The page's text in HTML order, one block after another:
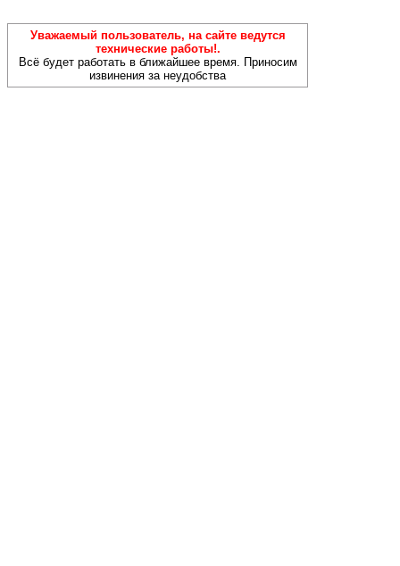
Уважаемый пользователь, на сайте ведутся
технические работы!.
Всё будет работать в ближайшее время. Приносим
извинения за неудобства